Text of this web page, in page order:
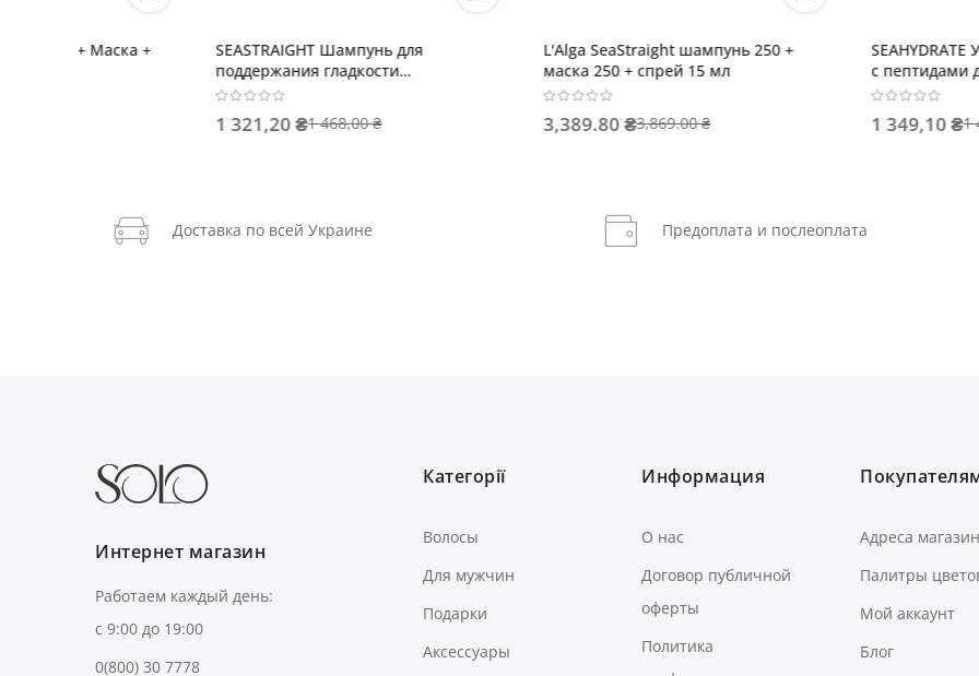
L'Alga SeaStraight шампунь 250 +
маска 250 + спрей 15 мл
3,869.00 ₴
SEAHYDRATE Увлажняющий шампунь
с пептидами для средних и жестких
1 499,00 ₴
L'Alga Seawet шампунь
5 514,00 ₴
Доставка по всей Украине Предоплата и послеоплата
Интернет магазин
Работаем каждый день:
с 9:00 до 19:00
0(800) 30 7778
Категорії
Волосы
Для мужчин
Подарки
Аксессуары
Информация
О нас
Договор публичной
оферты
Политика
Адреса
Палитры
Мой аккаунт
Блог